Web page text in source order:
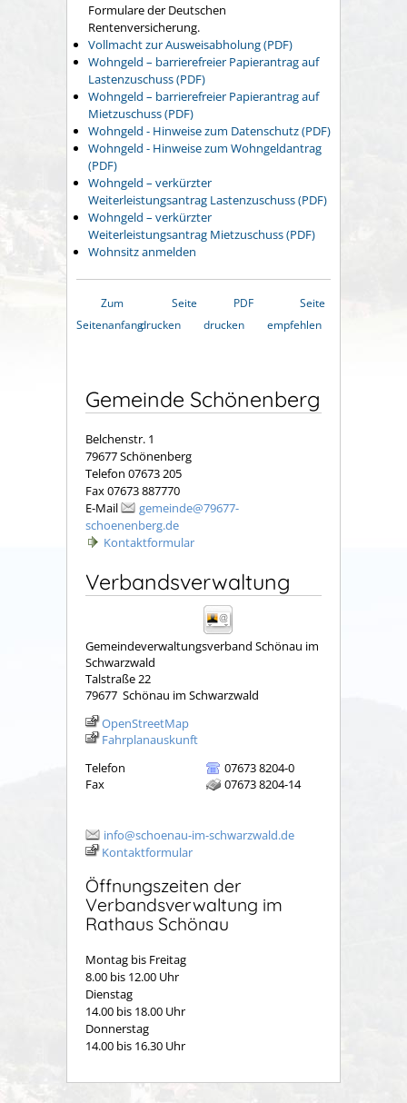
Formulare der Deutschen
Rentenversicherung.
Vollmacht zur Ausweisabholung (PDF)
Wohngeld – barrierefreier Papierantrag auf
Lastenzuschuss (PDF)
Wohngeld – barrierefreier Papierantrag auf
Mietzuschuss (PDF)
Wohngeld - Hinweise zum Datenschutz (PDF)
Wohngeld - Hinweise zum Wohngeldantrag
(PDF)
Wohngeld – verkürzter
Weiterleistungsantrag Lastenzuschuss (PDF)
Wohngeld – verkürzter
Weiterleistungsantrag Mietzuschuss (PDF)
Wohnsitz anmelden
Zum
Seitenanfang
Seite
drucken
PDF
drucken
Seite
empfehlen
Gemeinde Schönenberg
Belchenstr. 1
79677 Schönenberg
Telefon 07673 205
Fax 07673 887770
E-Mail
gemeinde@79677-
schoenenberg.de
Kontaktformular
Verbandsverwaltung
Gemeindeverwaltungsverband Schönau im
Schwarzwald
Talstraße 22
79677 Schönau im Schwarzwald
OpenStreetMap
Fahrplanauskunft
Telefon
07673 8204-0
Fax
07673 8204-14
info@schoenau-im-schwarzwald.de
Kontaktformular
Öffnungszeiten der
Verbandsverwaltung im
Rathaus Schönau
Montag bis Freitag
8.00 bis 12.00 Uhr
Dienstag
14.00 bis 18.00 Uhr
Donnerstag
14.00 bis 16.30 Uhr